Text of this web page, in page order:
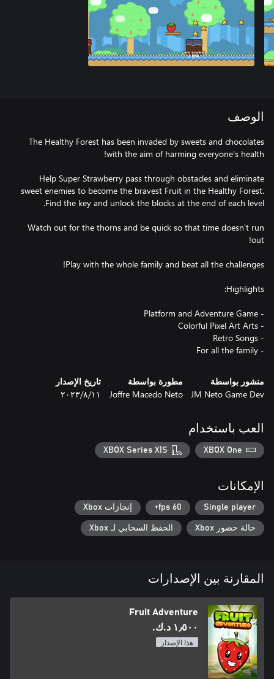
الوصف
The Healthy Forest has been invaded by sweets and chocolates
Help Super Strawberry pass through obstacles and eliminate
sweet enemies to become the bravest Fruit in the Healthy Forest.
Watch out for the thorns and be quick so that time doesn't run
- For all the family
منشور بواسطة
JM Neto Game Dev
مطورة بواسطة
Joffre Macedo Neto
تاريخ الإصدار
١١‏/٨‏/٢٠٢٣
العب باستخدام
XBOX One
XBOX Series X|S
الإمكانات
Single player
60 fps+ إنجازات Xbox
حالة حضور Xbox الحفظ السحابي لـ Xbox
المقارنة بين الإصدارات
Fruit Adventure
١٫٥٠٠ د.ك.‏
هذا الإصدار